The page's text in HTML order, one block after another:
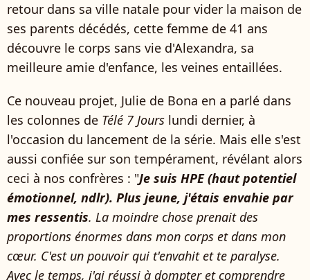
retour dans sa ville natale pour vider la maison de
ses parents décédés, cette femme de 41 ans
découvre le corps sans vie d'Alexandra, sa
meilleure amie d'enfance, les veines entaillées.
Ce nouveau projet, Julie de Bona en a parlé dans
les colonnes de Télé 7 Jours lundi dernier, à
l'occasion du lancement de la série. Mais elle s'est
aussi confiée sur son tempérament, révélant alors
ceci à nos confrères : "Je suis HPE (haut potentiel
émotionnel, ndlr). Plus jeune, j'étais envahie par
mes ressentis. La moindre chose prenait des
proportions énormes dans mon corps et dans mon
cœur. C'est un pouvoir qui t'envahit et te paralyse.
Avec le temps, j'ai réussi à dompter et comprendre